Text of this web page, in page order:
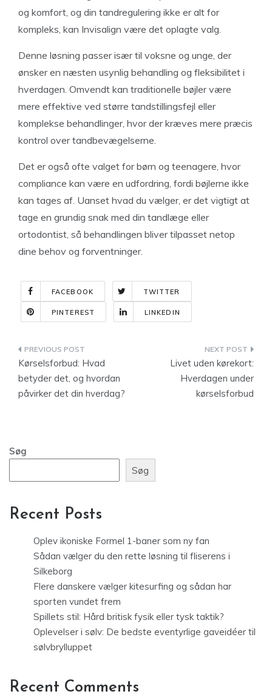
og komfort, og din tandregulering ikke er alt for
kompleks, kan Invisalign være det oplagte valg.
Denne løsning passer især til voksne og unge, der
ønsker en næsten usynlig behandling og fleksibilitet i
hverdagen. Omvendt kan traditionelle bøjler være
mere effektive ved større tandstillingsfejl eller
komplekse behandlinger, hvor der kræves mere præcis
kontrol over tandbevægelserne.
Det er også ofte valget for børn og teenagere, hvor
compliance kan være en udfordring, fordi bøjlerne ikke
kan tages af. Uanset hvad du vælger, er det vigtigt at
tage en grundig snak med din tandlæge eller
ortodontist, så behandlingen bliver tilpasset netop
dine behov og forventninger.
FACEBOOK TWITTER
PINTEREST LINKEDIN
Indlægsnavigation
Kørselsforbud: Hvad
betyder det, og hvordan
påvirker det din hverdag?
Livet uden kørekort:
Hverdagen under
kørselsforbud
Søg
Søg
Recent Posts
Oplev ikoniske Formel 1-baner som ny fan
Sådan vælger du den rette løsning til fliserens i
Silkeborg
Flere danskere vælger kitesurfing og sådan har
sporten vundet frem
Spillets stil: Hård britisk fysik eller tysk taktik?
Oplevelser i sølv: De bedste eventyrlige gaveidéer til
sølvbrylluppet
Recent Comments